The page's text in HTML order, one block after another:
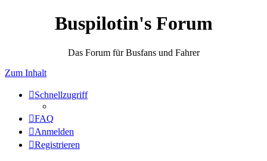
Buspilotin's Forum
Das Forum für Busfans und Fahrer
Zum Inhalt
Schnellzugriff
FAQ
Anmelden
Registrieren